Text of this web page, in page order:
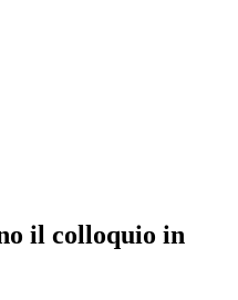
il colloquio in